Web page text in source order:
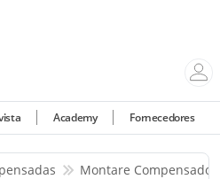
Academy Fornecedores
Montare Compensado